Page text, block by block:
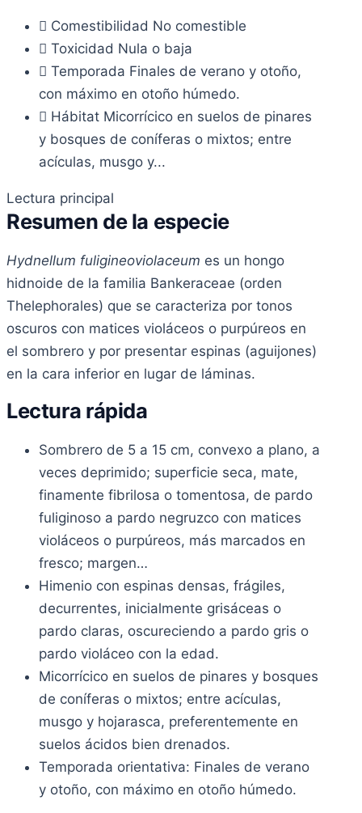
Comestibilidad No comestible
Toxicidad Nula o baja
Temporada Finales de verano y otoño,
con máximo en otoño húmedo.
Hábitat Micorrícico en suelos de pinares
y bosques de coníferas o mixtos; entre
acículas, musgo y...
Lectura principal
Resumen de la especie
Hydnellum fuligineoviolaceum es un hongo
hidnoide de la familia Bankeraceae (orden
Thelephorales) que se caracteriza por tonos
oscuros con matices violáceos o purpúreos en
el sombrero y por presentar espinas (aguijones)
en la cara inferior en lugar de láminas.
Lectura rápida
Sombrero de 5 a 15 cm, convexo a plano, a
veces deprimido; superficie seca, mate,
finamente fibrilosa o tomentosa, de pardo
fuliginoso a pardo negruzco con matices
violáceos o purpúreos, más marcados en
fresco; margen…
Himenio con espinas densas, frágiles,
decurrentes, inicialmente grisáceas o
pardo claras, oscureciendo a pardo gris o
pardo violáceo con la edad.
Micorrícico en suelos de pinares y bosques
de coníferas o mixtos; entre acículas,
musgo y hojarasca, preferentemente en
suelos ácidos bien drenados.
Temporada orientativa: Finales de verano
y otoño, con máximo en otoño húmedo.